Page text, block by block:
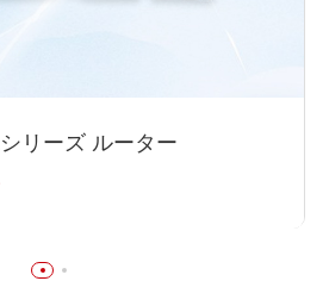
リーズ ルーター